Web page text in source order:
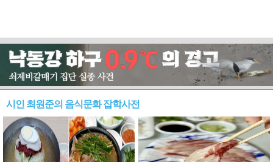
시인 최원준의 음식문화 잡학사전